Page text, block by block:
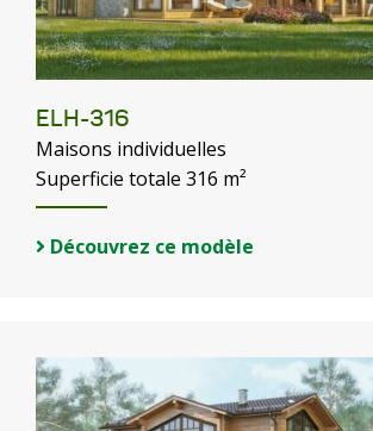
ELH-316
Maisons individuelles
Superficie totale 316 m²
Découvrez ce modèle